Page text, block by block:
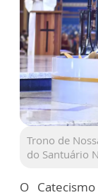
Trono de
do Santuário
O